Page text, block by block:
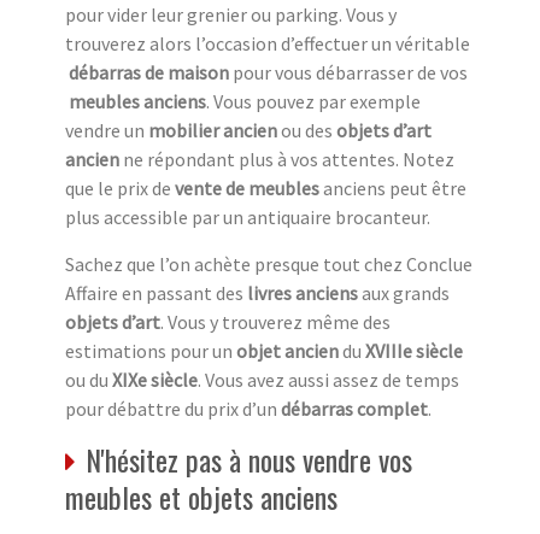
pour vider leur grenier ou parking. Vous y
trouverez alors l’occasion d’effectuer un véritable
débarras de maison pour vous débarrasser de vos
meubles anciens. Vous pouvez par exemple
vendre un mobilier ancienou des objets d’art
ancien ne répondant plus à vos attentes. Notez
que le prix de vente de meublesanciens peut être
plus accessible par un antiquaire brocanteur.
Sachez que l’on achète presque tout chez Conclue
Affaire en passant des livres anciensaux grands
objets d’art. Vous y trouverez même des
estimations pour un objet anciendu XVIIIe siècle
ou du XIXe siècle. Vous avez aussi assez de temps
pour débattre du prix d’un débarras complet.
N'hésitez pas à nous vendre vos
meubles et objets anciens